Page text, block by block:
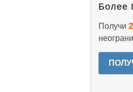
Более
Получи